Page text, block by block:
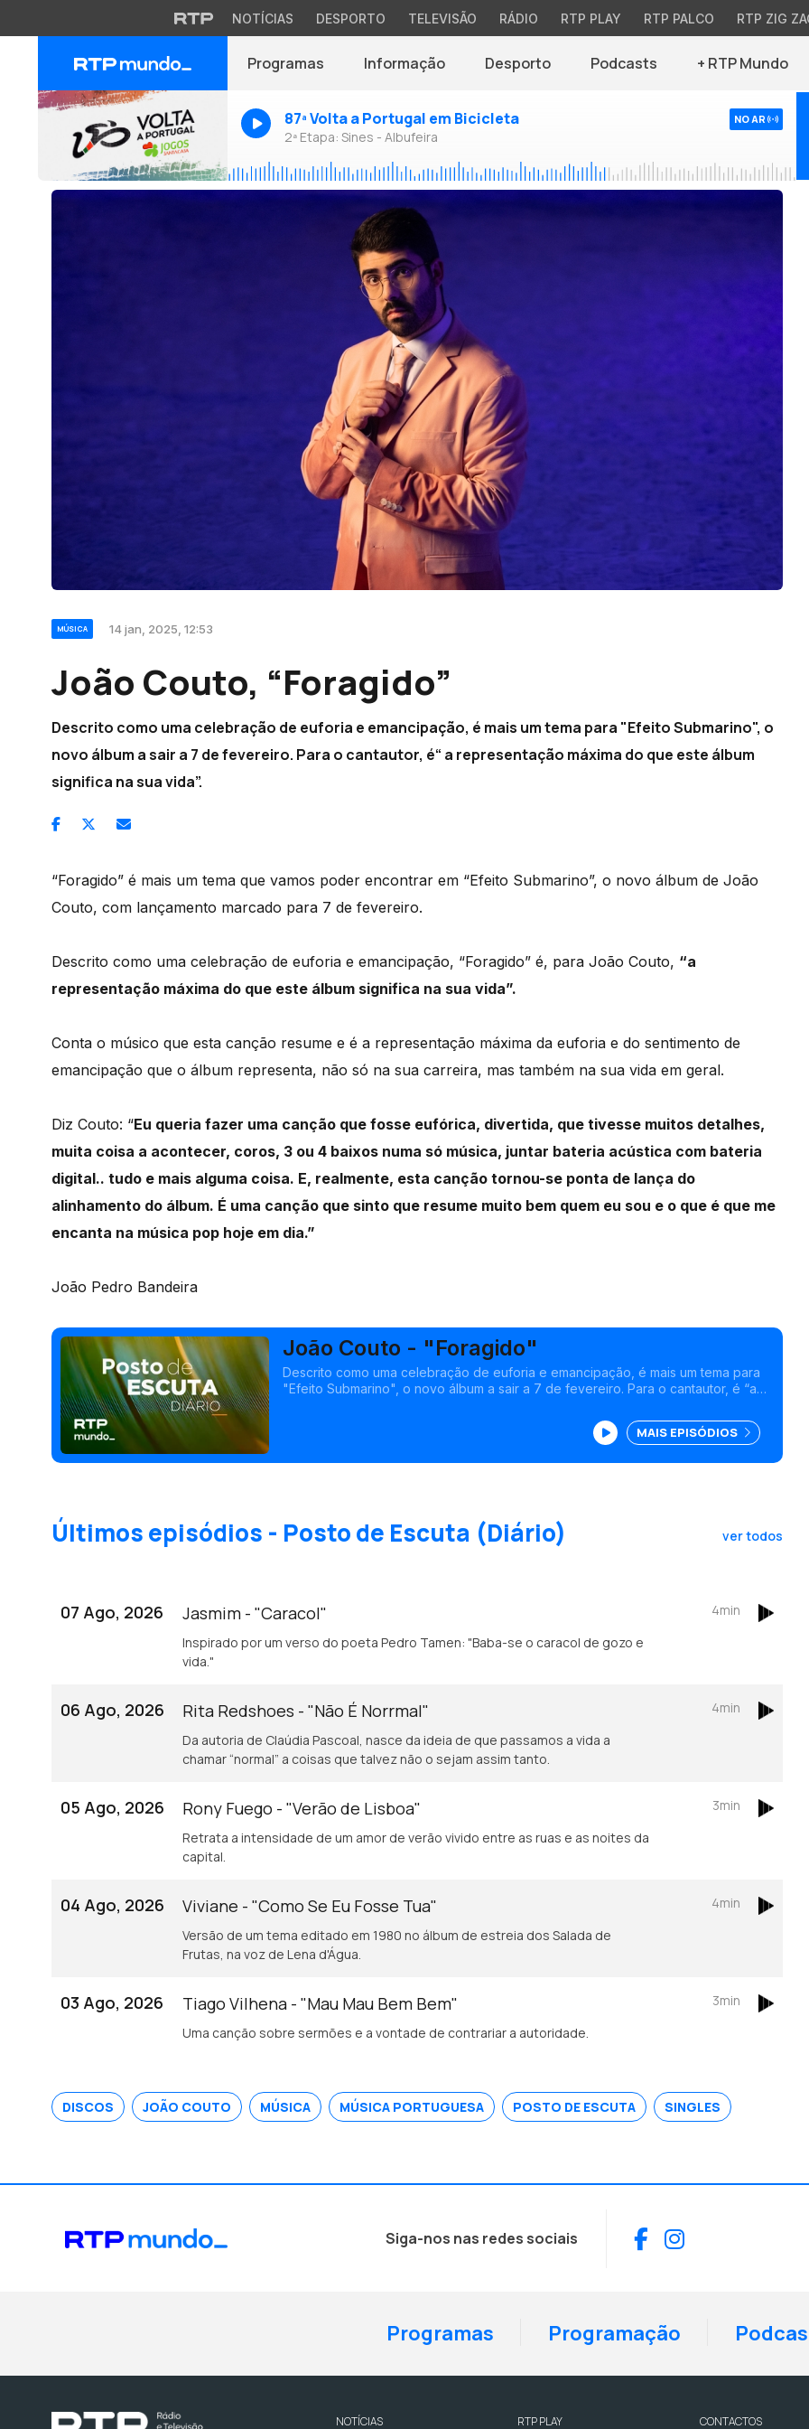
NOTÍCIAS DESPORTO TELEVISÃO RÁDIO RTP PLAY RTP PALCO RTP ZIG
Programas Informação Desporto Podcasts + RTP Mundo
87ª Volta a Portugal em Bicicleta
2ª Etapa: Sines - Albufeira
NO AR
MÚSICA 14 jan, 2025, 12:53
João Couto, “Foragido”
Descrito como uma celebração de euforia e emancipação, é mais um tema para "Efeito Submarino", o
novo álbum a sair a 7 de fevereiro. Para o cantautor, é“ a representação máxima do que este álbum
significa na sua vida”.
“Foragido” é mais um tema que vamos poder encontrar em “Efeito Submarino”, o novo álbum de João
Couto, com lançamento marcado para 7 de fevereiro.
Descrito como uma celebração de euforia e emancipação, “Foragido” é, para João Couto, “a
representação máxima do que este álbum significa na sua vida”.
Conta o músico que esta canção resume e é a representação máxima da euforia e do sentimento de
emancipação que o álbum representa, não só na sua carreira, mas também na sua vida em geral.
Diz Couto: “Eu queria fazer uma canção que fosse eufórica, divertida, que tivesse muitos detalhes,
muita coisa a acontecer, coros, 3 ou 4 baixos numa só música, juntar bateria acústica com bateria
digital.. tudo e mais alguma coisa. E, realmente, esta canção tornou-se ponta de lança do
alinhamento do álbum. É uma canção que sinto que resume muito bem quem eu sou e o que é que me
encanta na música pop hoje em dia.”
João Pedro Bandeira
João Couto - "Foragido"
Descrito como uma celebração de euforia e emancipação, é mais um tema para
"Efeito Submarino", o novo álbum a sair a 7 de fevereiro. Para o cantautor, é “a
MAIS EPISÓDIOS
Últimos episódios - Posto de Escuta (Diário) ver todos
07 Ago, 2026 Jasmim - "Caracol"
Inspirado por um verso do poeta Pedro Tamen: "Baba-se o caracol de gozo e
vida."
4min
06 Ago, 2026 Rita Redshoes - "Não É Norrmal"
Da autoria de Claúdia Pascoal, nasce da ideia de que passamos a vida a
chamar “normal” a coisas que talvez não o sejam assim tanto.
4min
05 Ago, 2026 Rony Fuego - "Verão de Lisboa"
Retrata a intensidade de um amor de verão vivido entre as ruas e as noites da
capital.
3min
04 Ago, 2026 Viviane - "Como Se Eu Fosse Tua"
Versão de um tema editado em 1980 no álbum de estreia dos Salada de
Frutas, na voz de Lena d'Água.
4min
03 Ago, 2026 Tiago Vilhena - "Mau Mau Bem Bem"
Uma canção sobre sermões e a vontade de contrariar a autoridade.
3min
DISCOS JOÃO COUTO MÚSICA MÚSICA PORTUGUESA POSTO DE ESCUTA SINGLES
Siga-nos nas redes sociais Facebook
Instagram
Programas Programação
NOTÍCIAS RTP PLAY CONTACTOS